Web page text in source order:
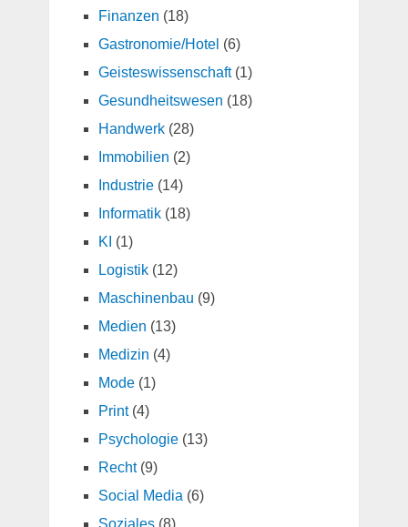
Finanzen (18)
Gastronomie/Hotel (6)
Geisteswissenschaft(1)
Gesundheitswesen (18)
Handwerk(28)
Immobilien (2)
Industrie(14)
Informatik(18)
KI (1)
Logistik(12)
Maschinenbau (9)
Medien (13)
Medizin (4)
Mode(1)
Print(4)
Psychologie(13)
Recht(9)
Social Media (6)